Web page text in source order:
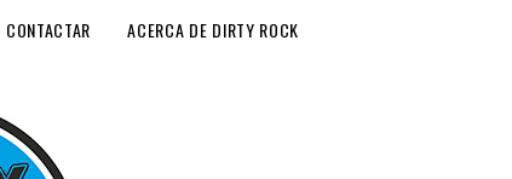
CONTACTAR ACERCA DE DIRTY ROCK